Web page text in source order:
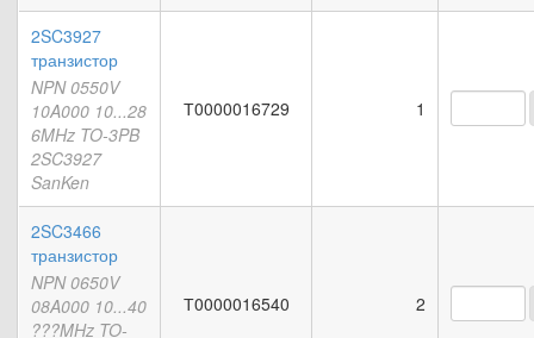
2SC3927
транзистор
NPN 0550V
10A000 10...28
6MHz TO-3PB
2SC3927
SanKen
Т0000016729 1
2SC3466
транзистор
NPN 0650V
08A000 10...40
???MHz TO-
Т0000016540 2